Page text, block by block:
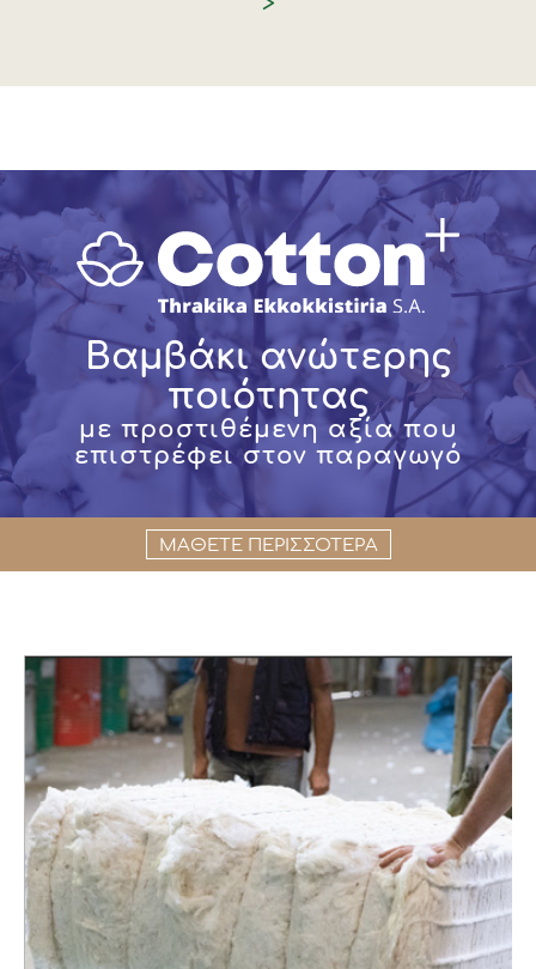
Βαμβάκι ανώτερης
ποιότητας
με προστιθέμενη αξία που
επιστρέφει στον παραγωγό
ΜΑΘΕΤΕ ΠΕΡΙΣΣΟΤΕΡΑ